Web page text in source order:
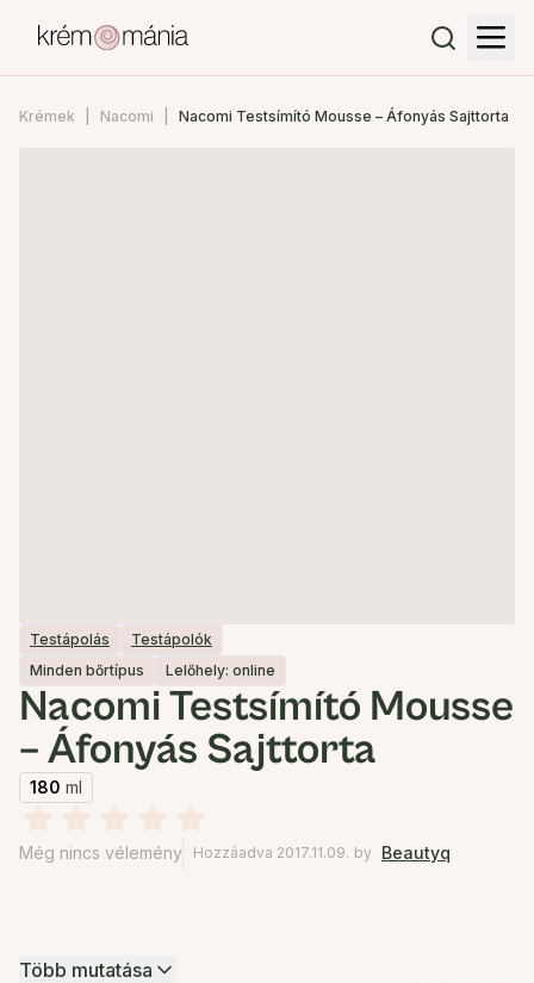
Krémek Nacomi Nacomi Testsímító Mousse – Áfonyás Sajttorta
Testápolás
Testápolók
Minden bőrtípus
Lelőhely: online
Nacomi Testsímító Mousse
– Áfonyás Sajttorta
180 ml
Még nincs vélemény Hozzáadva 2017.11.09. by Beautyq
Több mutatása